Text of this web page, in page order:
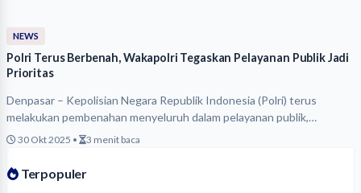
NEWS
Polri Terus Berbenah, Wakapolri Tegaskan Pelayanan Publik Jadi
Prioritas
Denpasar – Kepolisian Negara Republik Indonesia (Polri) terus
melakukan pembenahan menyeluruh dalam pelayanan publik,…
30 Okt 2025 • 3 menit baca
Terpopuler